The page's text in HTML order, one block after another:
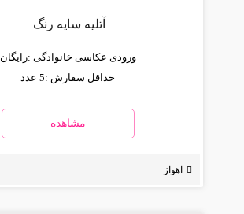
آتلیه سایه رنگ
ورودی عکاسی خانوادگی :رایگان
حداقل سفارش :5 عدد
مشاهده
اهواز